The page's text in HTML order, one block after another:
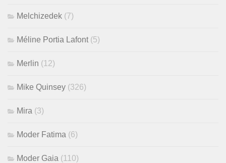
Melchizedek (7)
Méline Portia Lafont (5)
Merlin (12)
Mike Quinsey (326)
Mira (3)
Moder Fatima (6)
Moder Gaia (110)